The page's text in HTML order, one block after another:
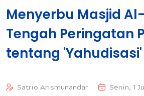
Menyerbu Masjid
Tengah Peringatan
tentang 'Yahudisasi'
Satrio Arismunandar Senin, 1